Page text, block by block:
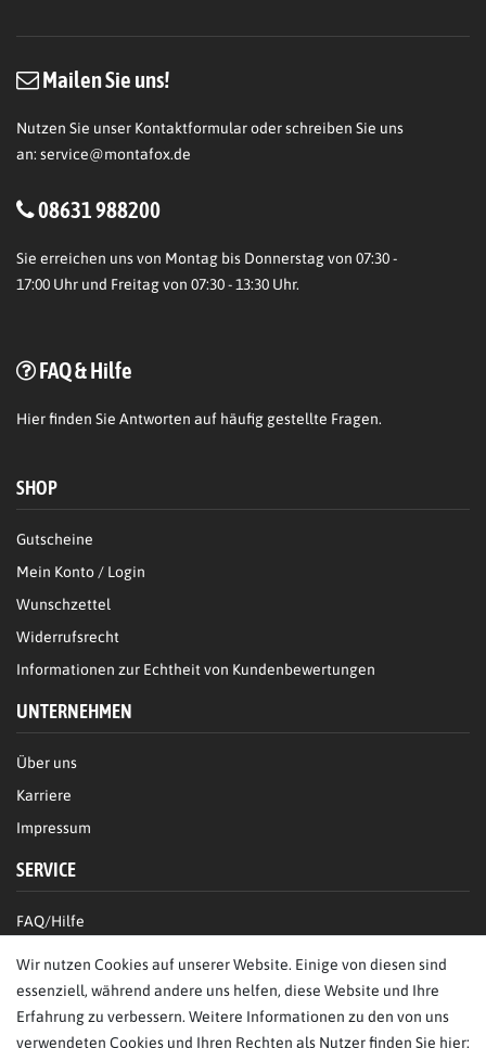
Mailen Sie uns!
Nutzen Sie unser Kontaktformular oder schreiben Sie uns
an: service@montafox.de
08631 988200
Sie erreichen uns von Montag bis Donnerstag von 07:30 -
17:00 Uhr und Freitag von 07:30 - 13:30 Uhr.
FAQ & Hilfe
Hierfinden Sie Antworten auf häufig gestellte Fragen.
SHOP
Gutscheine
Mein Konto / Login
Wunschzettel
Widerrufsrecht
Informationen zur Echtheit von Kundenbewertungen
UNTERNEHMEN
Über uns
Karriere
Impressum
SERVICE
FAQ/Hilfe
Datenschutz
AGB
Wir nutzen Cookies auf unserer Website. Einige von diesen sind
essenziell, während andere uns helfen, diese Website und Ihre
Erfahrung zu verbessern. Weitere Informationen zu den von uns
verwendeten Cookies und Ihren Rechten als Nutzer finden Sie hier: